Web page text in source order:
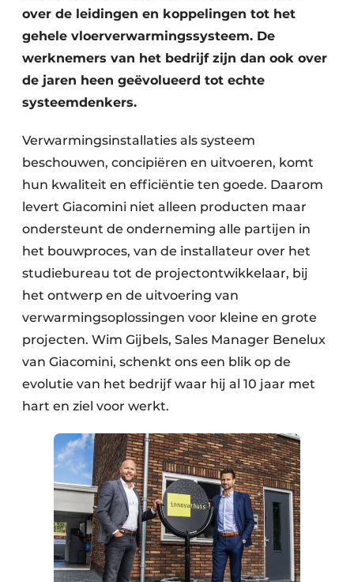
over de leidingen en koppelingen tot het
gehele vloerverwarmingssysteem. De
werknemers van het bedrijf zijn dan ook over
de jaren heen geëvolueerd tot echte
systeemdenkers.
Verwarmingsinstallaties als systeem
beschouwen, concipiëren en uitvoeren, komt
hun kwaliteit en efficiëntie ten goede. Daarom
levert Giacomini niet alleen producten maar
ondersteunt de onderneming alle partijen in
het bouwproces, van de installateur over het
studiebureau tot de projectontwikkelaar, bij
het ontwerp en de uitvoering van
verwarmingsoplossingen voor kleine en grote
projecten. Wim Gijbels, Sales Manager Benelux
van Giacomini, schenkt ons een blik op de
evolutie van het bedrijf waar hij al 10 jaar met
hart en ziel voor werkt.